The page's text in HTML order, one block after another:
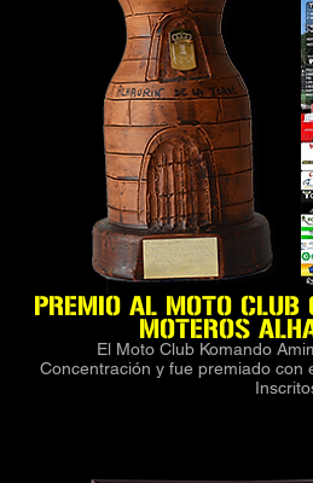
PREMIO AL MOTO
MOTEROS
El Moto Club Komando
Concentración y fue premiado con